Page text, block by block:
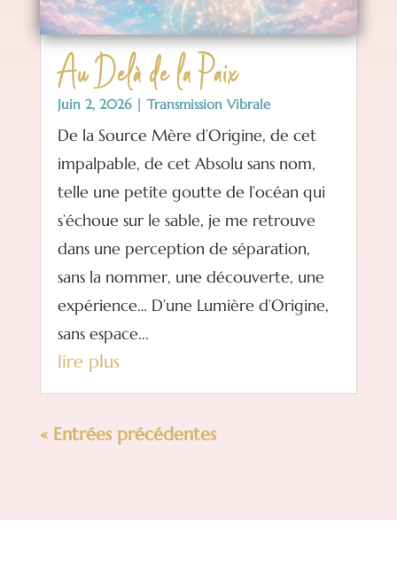
Au Delà de la Paix
Juin 2, 2026| Transmission Vibrale
De la Source Mère d’Origine, de cet
impalpable, de cet Absolu sans nom,
telle une petite goutte de l’océan qui
s’échoue sur le sable, je me retrouve
dans une perception de séparation,
sans la nommer, une découverte, une
expérience… D’une Lumière d’Origine,
sans espace...
lire plus
« Entrées précédentes